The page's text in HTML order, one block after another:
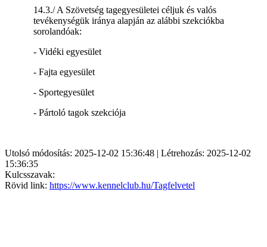
14.3./ A Szövetség tagegyesületei céljuk és valós
tevékenységük iránya alapján az alábbi szekciókba
sorolandóak:
- Vidéki egyesület
- Fajta egyesület
- Sportegyesület
- Pártoló tagok szekciója
Utolsó módosítás: 2025-12-02 15:36:48 | Létrehozás: 2025-12-02
15:36:35
Kulcsszavak:
Rövid link: https://www.kennelclub.hu/Tagfelvetel